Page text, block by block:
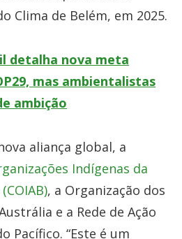
Clima de Belém, em 2025.
detalha nova meta
mas ambientalistas
ambição
aliança global, a
Indígenas da
, a Organização dos
e a Rede de Ação
Pacífico. “Este é um